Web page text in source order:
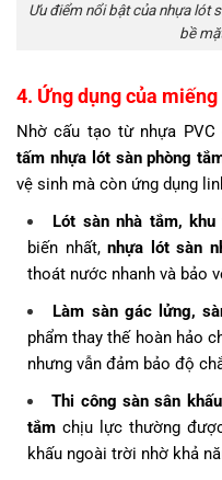
Ưu điểm nổi bật của nhựa lót
bề
4. Ứng dụng của
Nhờ cấu tạo từ nhựa
tấm nhựa lót sàn phòng
vệ sinh mà còn ứng dụng
Lót sàn nhà tắm,
biến nhất,nhựa lót sàn
thoát nước nhanh và bảo
Làm sàn gác lửng,
phẩm thay thế hoàn hảo
nhưng vẫn đảm bảo độ
Thi công sàn sân
tắm chịu lực thường
khấu ngoài trời nhờ khả